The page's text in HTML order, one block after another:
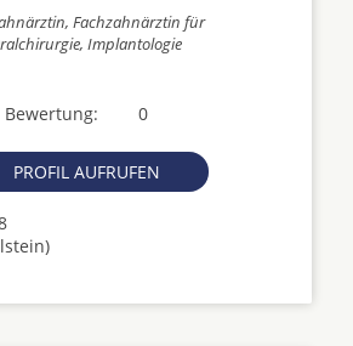
Fachzahnärztin für
Implantologie
0
Bewertung:
PROFIL AUFRUFEN